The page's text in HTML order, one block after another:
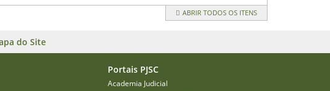
ABRIR TODOS OS ITENS
do Site
Portais PJSC
Academia Judicial